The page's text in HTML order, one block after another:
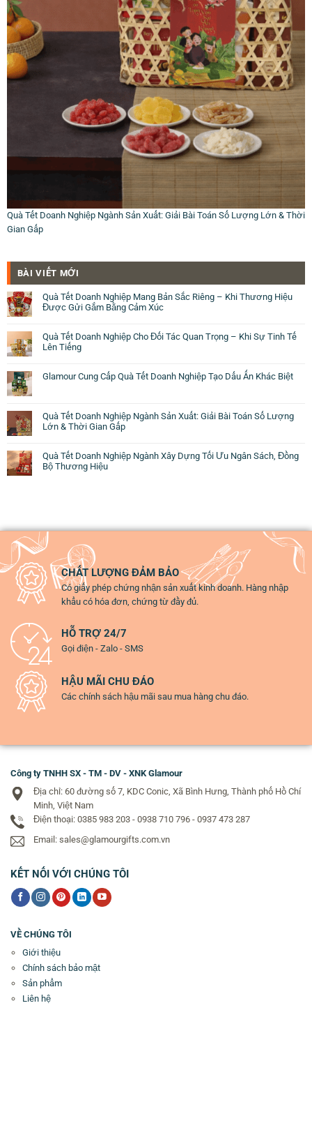
Quà Tết Doanh Nghiệp Ngành Sản Xuất: Giải Bài Toán Số Lượng Lớn & Thời
Gian Gấp
BÀI VIẾT MỚI
Quà Tết Doanh Nghiệp Mang Bản Sắc Riêng – Khi Thương Hiệu
Được Gửi Gắm Bằng Cảm Xúc
Quà Tết Doanh Nghiệp Cho Đối Tác Quan Trọng – Khi Sự Tinh Tế
Lên Tiếng
Glamour Cung Cấp Quà Tết Doanh Nghiệp Tạo Dấu Ấn Khác Biệt
Quà Tết Doanh Nghiệp Ngành Sản Xuất: Giải Bài Toán Số Lượng
Lớn & Thời Gian Gấp
Quà Tết Doanh Nghiệp Ngành Xây Dựng Tối Ưu Ngân Sách, Đồng
Bộ Thương Hiệu
CHẤT LƯỢNG ĐẢM BẢO
Có giấy phép chứng nhận sản xuất kinh doanh. Hàng nhập
khẩu có hóa đơn, chứng từ đầy đủ.
HỖ TRỢ 24/7
Gọi điện - Zalo - SMS
HẬU MÃI CHU ĐÁO
Các chính sách hậu mãi sau mua hàng chu đáo.
Công ty TNHH SX - TM - DV - XNK Glamour
Địa chỉ: 60 đường số 7, KDC Conic, Xã Bình Hưng, Thành phố Hồ Chí
Minh, Việt Nam
Điện thoại: 0385 983 203 - 0938 710 796 - 0937 473 287
Email: sales@glamourgifts.com.vn
KẾT NỐI VỚI CHÚNG TÔI
VỀ CHÚNG TÔI
Giới thiệu
Chính sách bảo mật
Sản phẩm
Liên hệ